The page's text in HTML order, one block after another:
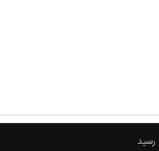
رسید